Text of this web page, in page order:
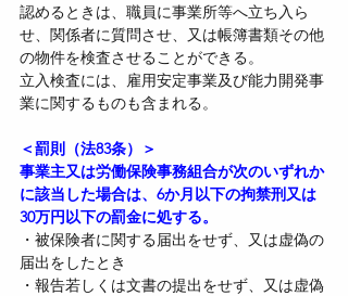
認めるときは、職員に事業所等へ立ち入ら
せ、関係者に質問させ、又は帳簿書類その他
の物件を検査させることができる。
立入検査には、雇用安定事業及び能力開発事
業に関するものも含まれる。
＜罰則（法83条）＞
事業主又は労働保険事務組合が次のいずれか
に該当した場合は、6か月以下の拘禁刑又は
30万円以下の罰金に処する。
・被保険者に関する届出をせず、又は虚偽の
届出をしたとき
・報告若しくは文書の提出をせず、又は虚偽